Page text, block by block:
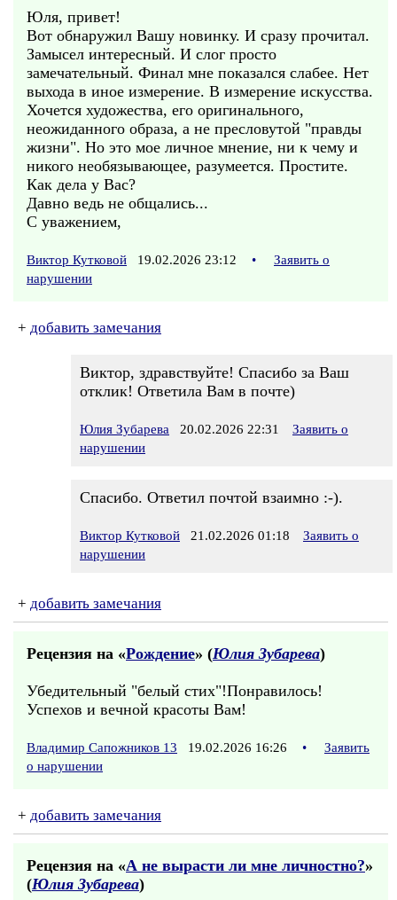
Юля, привет!
Вот обнаружил Вашу новинку. И сразу прочитал.
Замысел интересный. И слог просто
замечательный. Финал мне показался слабее. Нет
выхода в иное измерение. В измерение искусства.
Хочется художества, его оригинального,
неожиданного образа, а не пресловутой "правды
жизни". Но это мое личное мнение, ни к чему и
никого необязывающее, разумеется. Простите.
Как дела у Вас?
Давно ведь не общались...
С уважением,
Виктор Кутковой 19.02.2026 23:12 •
Заявить о
нарушении
+ добавить замечания
Виктор, здравствуйте! Спасибо за Ваш
отклик! Ответила Вам в почте)
Юлия Зубарева 20.02.2026 22:31
Заявить о
нарушении
Спасибо. Ответил почтой взаимно :-).
Виктор Кутковой 21.02.2026 01:18
Заявить о
нарушении
+ добавить замечания
Рецензия на «Рождение» (Юлия Зубарева)
Убедительный "белый стих"!Понравилось!
Успехов и вечной красоты Вам!
Владимир Сапожников 13 19.02.2026 16:26 •
Заявить
о нарушении
+ добавить замечания
Рецензия на «А не вырасти ли мне личностно?»
(Юлия Зубарева)